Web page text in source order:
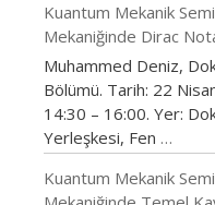
Kuantum Mekanik
Mekaniğinde Dirac
Muhammed Deniz,
Bölümü. Tarih: 22
14:30 – 16:00. Yer:
Yerleşkesi, Fen …
Kuantum Mekanik